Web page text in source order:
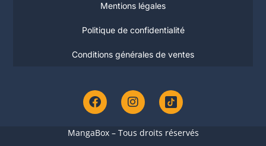
Mentions légales
Politique de confidentialité
Conditions générales de ventes
MangaBox – Tous droits réservés